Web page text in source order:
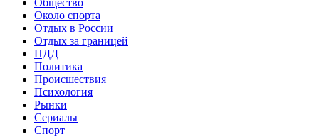
Около спорта
Отдых в России
Отдых за границей
ПДД
Политика
Происшествия
Психология
Рынки
Сериалы
Спорт